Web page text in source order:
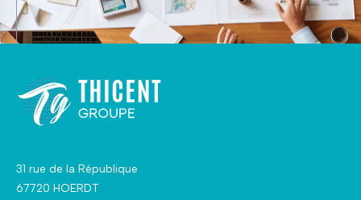
31 rue de la République
67720 HOERDT